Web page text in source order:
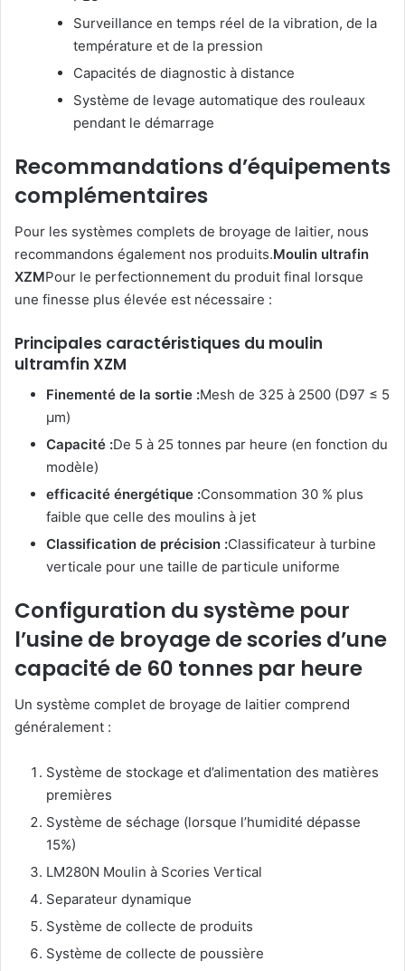
Surveillance en temps réel de la vibration, de la
température et de la pression
Capacités de diagnostic à distance
Système de levage automatique des rouleaux
pendant le démarrage
Recommandations d’équipements
complémentaires
Pour les systèmes complets de broyage de laitier, nous
recommandons également nos produits.Moulin ultrafin
XZMPour le perfectionnement du produit final lorsque
une finesse plus élevée est nécessaire :
Principales caractéristiques du moulin
ultramfin XZM
Finementé de la sortie :Mesh de 325 à 2500 (D97 ≤ 5
μm)
Capacité :De 5 à 25 tonnes par heure (en fonction du
modèle)
efficacité énergétique :Consommation 30 % plus
faible que celle des moulins à jet
Classification de précision :Classificateur à turbine
verticale pour une taille de particule uniforme
Configuration du système pour
l’usine de broyage de scories d’une
capacité de 60 tonnes par heure
Un système complet de broyage de laitier comprend
généralement :
Système de stockage et d’alimentation des matières
premières
Système de séchage (lorsque l’humidité dépasse
15%)
LM280N Moulin à Scories Vertical
Separateur dynamique
Système de collecte de produits
Système de collecte de poussière